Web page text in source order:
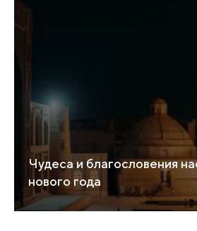
Чудеса и благословения
нового года